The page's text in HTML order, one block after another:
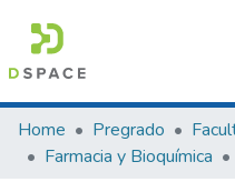
Communities & Collections
All of DSpace
Home Pregrado
Farmacia y Bioquímica